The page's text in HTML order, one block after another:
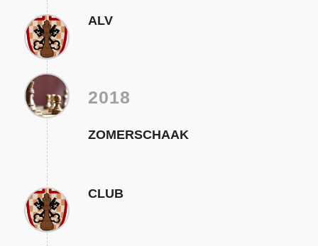
ALV
2018
ZOMERSCHAAK
CLUB